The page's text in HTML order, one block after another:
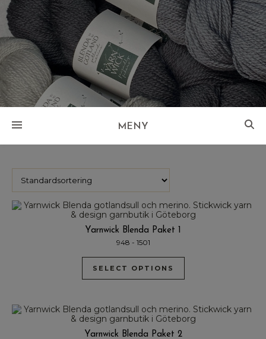
MENY
Yarnwick Blenda Paket 1
948 - 1501
SELECT OPTIONS
Yarnwick Blenda Paket 2